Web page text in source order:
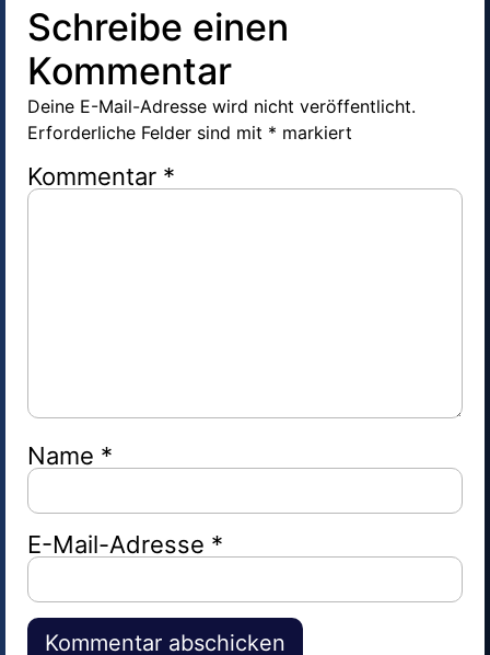
Schreibe einen
Kommentar
Deine E-Mail-Adresse wird nicht veröffentlicht.
Erforderliche Felder sind mit * markiert
Kommentar *
Name *
E-Mail-Adresse *